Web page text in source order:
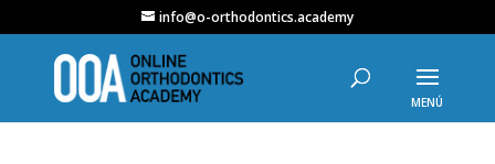
info@o-orthodontics.academy